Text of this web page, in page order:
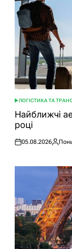
ОПУБЛІКУВАТИ
У
ЛОГІСТИКА ТА
Найближчі
році
Оприлюднено
05.08.2026